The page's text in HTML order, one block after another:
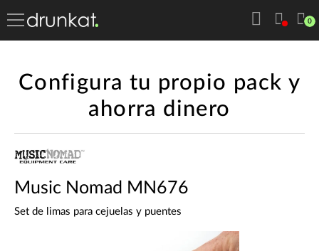
0
Configura tu propio pack y
ahorra dinero
Music Nomad MN676
Set de limas para cejuelas y puentes